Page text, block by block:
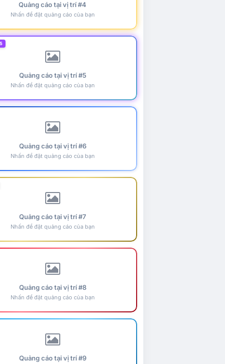
Quảng cáo tại vị trí #4
Nhấn để đặt quảng cáo của bạn
Quảng cáo tại vị trí #5
Nhấn để đặt quảng cáo của bạn
Quảng cáo tại vị trí #6
Nhấn để đặt quảng cáo của bạn
Quảng cáo tại vị trí #7
Nhấn để đặt quảng cáo của bạn
Quảng cáo tại vị trí #8
Nhấn để đặt quảng cáo của bạn
Quảng cáo tại vị trí #9